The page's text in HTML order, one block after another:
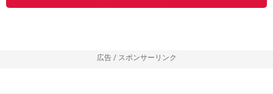
広告 / スポンサーリンク